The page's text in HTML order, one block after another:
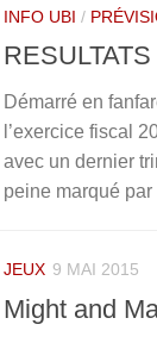
INFO UBI /
Démarré en
l’exercice fiscal
avec un dernier
peine marqué par
JEUX 9 MAI 2015
Might and